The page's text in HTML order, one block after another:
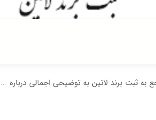
ثبت برند لاتین به توضیحی اجمالی درباره ...